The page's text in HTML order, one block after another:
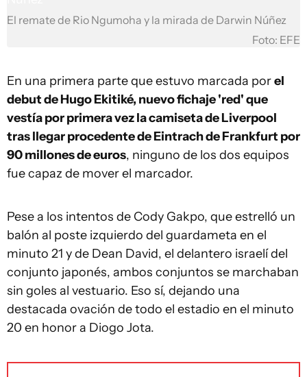
El remate de Rio Ngumoha y la mirada de Darwin Núñez
Foto: EFE
En una primera parte que estuvo marcada porel
debut de Hugo Ekitiké, nuevo fichaje 'red' que
vestía por primera vez la camiseta de Liverpool
tras llegar procedente de Eintrach de Frankfurt por
90 millones de euros, ninguno de los dos equipos
fue capaz de mover el marcador.
Pese a los intentos de Cody Gakpo, que estrelló un
balón al poste izquierdo del guardameta en el
minuto 21 y de Dean David, el delantero israelí del
conjunto japonés, ambos conjuntos se marchaban
sin goles al vestuario. Eso sí, dejando una
destacada ovación de todo el estadio en el minuto
20 en honor a Diogo Jota.